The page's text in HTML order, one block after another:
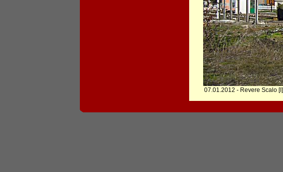
07.01.2012 - Revere Scalo [I]